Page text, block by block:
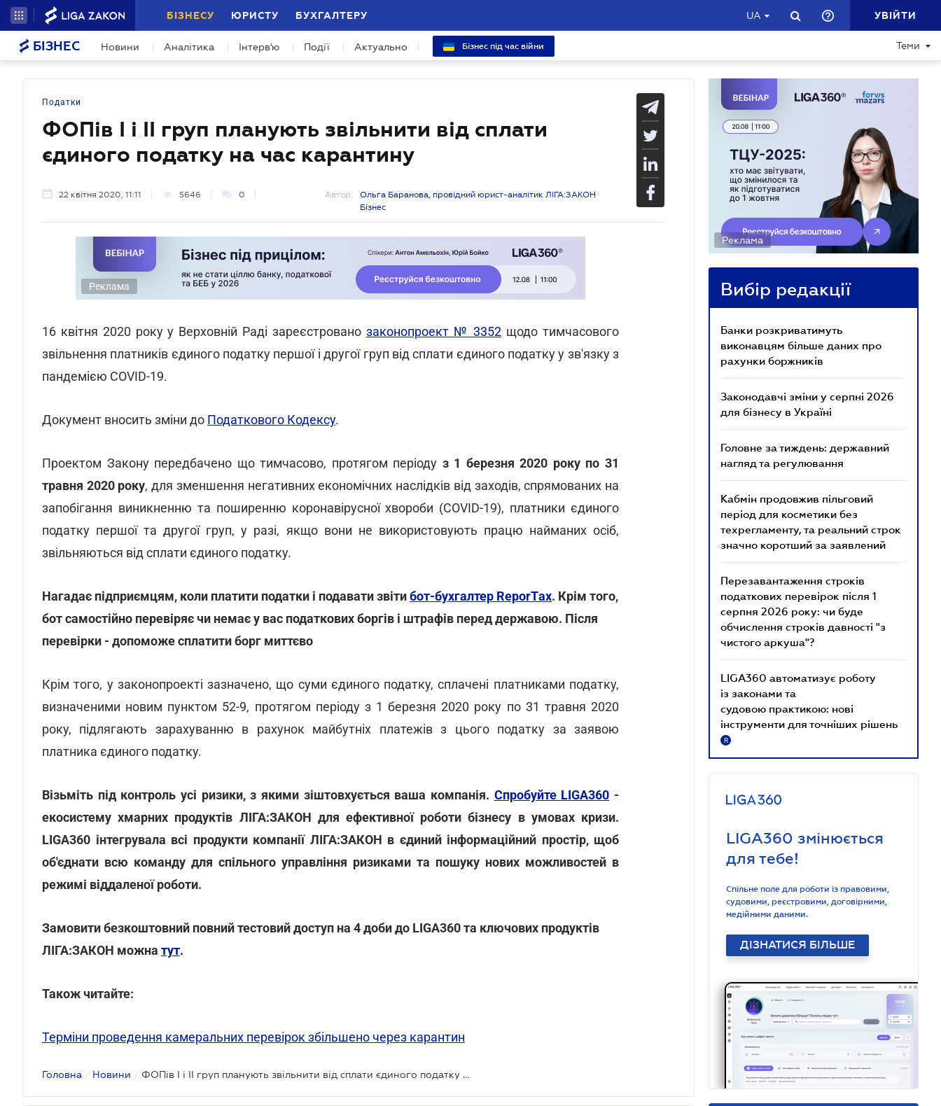
БІЗНЕСУ ЮРИСТУ БУХГАЛТЕРУ UA УВІЙТИ
БІЗНЕС Новини Аналітика Інтерв'ю Події Актуально Бізнес під час війни Теми
Податки
ФОПів I і II груп планують звільнити від сплати
єдиного податку на час карантину
22 квітня 2020, 11:11 5646 0 Автор:
Ольга Баранова, провідний юрист-аналітик ЛІГА:ЗАКОН
Бізнес
Реклама
16 квітня 2020 року у Верховній Раді зареєстровано законопроект № 3352 щодо тимчасового
звільнення платників єдиного податку першої і другої груп від сплати єдиного податку у зв'язку з
пандемією COVID-19.
Документ вносить зміни до Податкового Кодексу.
Проектом Закону передбачено що тимчасово, протягом періоду з 1 березня 2020 року по 31
травня 2020 року, для зменшення негативних економічних наслідків від заходів, спрямованих на
запобігання виникненню та поширенню коронавірусної хвороби (COVID-19), платники єдиного
податку першої та другої груп, у разі, якщо вони не використовують працю найманих осіб,
звільняються від сплати єдиного податку.
Нагадає підприємцям, коли платити податки і подавати звітибот-бухгалтер ReporTах. Крім того,
бот самостійно перевіряє чи немає у вас податкових боргів і штрафів перед державою. Після
перевірки - допоможе сплатити борг миттєво
Крім того, у законопроекті зазначено, що суми єдиного податку, сплачені платниками податку,
визначеними новим пунктом 52-9, протягом періоду з 1 березня 2020 року по 31 травня 2020
року, підлягають зарахуванню в рахунок майбутніх платежів з цього податку за заявою
платника єдиного податку.
Візьміть під контроль усі ризики, з якими зіштовхується ваша компанія. Спробуйте LIGA360 -
екосистему хмарних продуктів ЛІГА:ЗАКОН для ефективної роботи бізнесу в умовах кризи.
LIGA360 інтегрувала всі продукти компанії ЛІГА:ЗАКОН в єдиний інформаційний простір, щоб
об'єднати всю команду для спільного управління ризиками та пошуку нових можливостей в
режимі віддаленої роботи.
Замовити безкоштовний повний тестовий доступ на 4 доби до LIGA360 та ключових продуктів
ЛІГА:ЗАКОН можна тут.
Також читайте:
Терміни проведення камеральних перевірок збільшено через карантин
Головна / Новини / ФОПів I і II груп планують звільнити від сплати єдиного податку на час карантину
Реклама
Вибір редакції
Банки розкриватимуть
виконавцям більше даних про
рахунки боржників
Законодавчі зміни у серпні 2026
для бізнесу в Україні
Головне за тиждень: державний
нагляд та регулювання
Кабмін продовжив пільговий
період для косметики без
техрегламенту, та реальний строк
значно коротший за заявлений
Перезавантаження строків
податкових перевірок після 1
серпня 2026 року: чи буде
обчислення строків давності "з
чистого аркуша"?
LIGA360 автоматизує роботу
із законами та
судовою практикою: нові
інструменти для точніших рішень
R
LIGA360 змінюється
для тебе!
Спільне поле для роботи із правовими,
судовими, реєстровими, договірними,
медійними даними.
ДІЗНАТИСЯ БІЛЬШЕ